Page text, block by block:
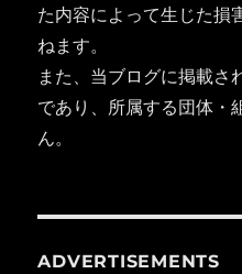
た内容によって生じた損
ねます。
また、当ブログに掲載さ
であり、所属する団体・
ん。
ADVERTISEMENTS